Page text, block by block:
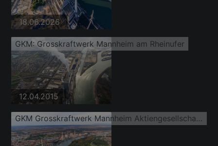
18.06.2026
GKM: Grosskraftwerk Mannheim am Rheinufer
12.04.2015
GKM Grosskraftwerk Mannheim Aktiengesellschaft am Rheinufer